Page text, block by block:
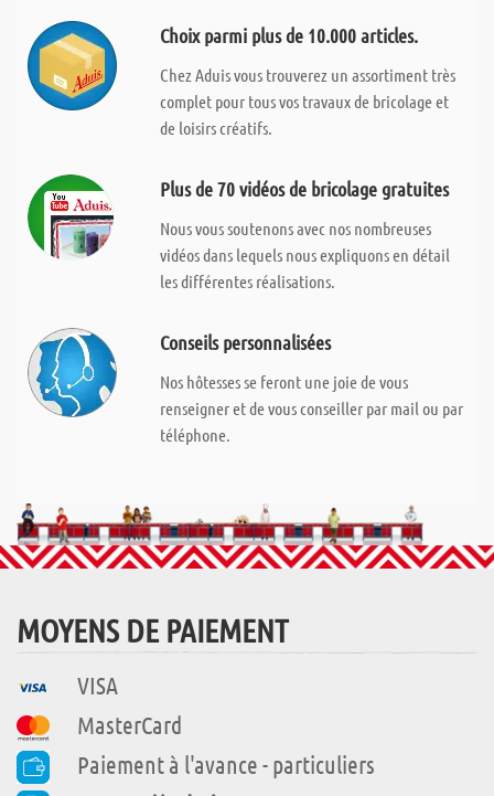
Choix parmi plus de 10.000 articles.
Chez Aduis vous trouverez un assortiment très
complet pour tous vos travaux de bricolage et
de loisirs créatifs.
Plus de 70 vidéos de bricolage gratuites
Nous vous soutenons avec nos nombreuses
vidéos dans lequels nous expliquons en détail
les différentes réalisations.
Conseils personnalisées
Nos hôtesses se feront une joie de vous
renseigner et de vous conseiller par mail ou par
téléphone.
MOYENS DE PAIEMENT
VISA
MasterCard
Paiement à l'avance - particuliers